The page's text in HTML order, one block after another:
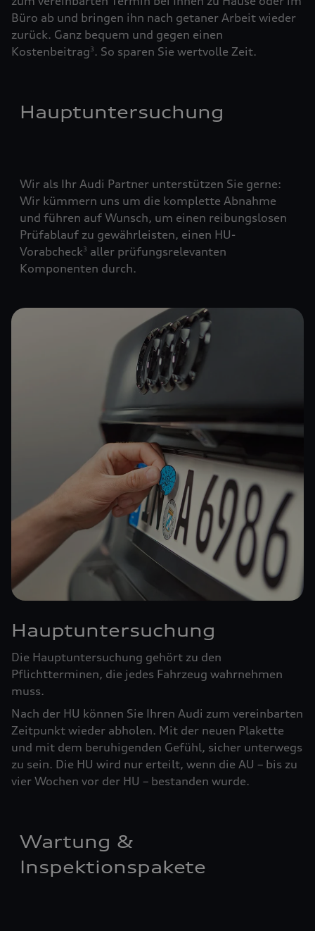
Büro ab und bringen ihn nach getaner Arbeit wieder
zurück. Ganz bequem und gegen einen
Kostenbeitrag3. So sparen Sie wertvolle Zeit.
Hauptuntersuchung
Wir als Ihr Audi Partner unterstützen Sie gerne:
Wir kümmern uns um die komplette Abnahme
und führen auf Wunsch, um einen reibungslosen
Prüfablauf zu gewährleisten, einen HU-
Vorabcheck3 aller prüfungsrelevanten
Komponenten durch.
Hauptuntersuchung
Die Hauptuntersuchung gehört zu den
Pflichtterminen, die jedes Fahrzeug wahrnehmen
muss.
Nach der HU können Sie Ihren Audi zum vereinbarten
Zeitpunkt wieder abholen. Mit der neuen Plakette
und mit dem beruhigenden Gefühl, sicher unterwegs
zu sein. Die HU wird nur erteilt, wenn die AU – bis zu
vier ­Woch­en vor der HU – bestanden wurde.
Wartung &
Inspektionspakete